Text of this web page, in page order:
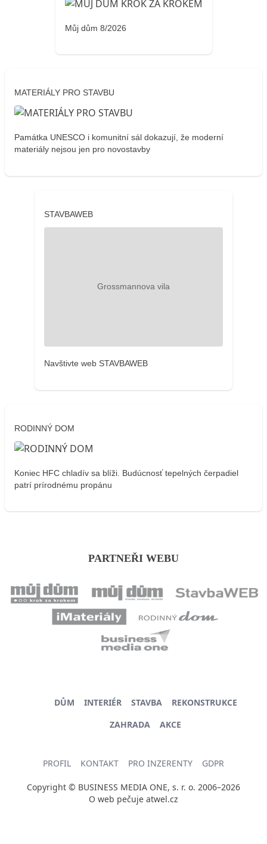
Můj dům 8/2026
MATERIÁLY PRO STAVBU
Památka UNESCO i komunitní sál dokazují, že moderní
materiály nejsou jen pro novostavby
STAVBAWEB
Navštivte web STAVBAWEB
RODINNÝ DOM
Koniec HFC chladív sa blíži. Budúcnosť tepelných čerpadiel
patrí prírodnému propánu
PARTNEŘI WEBU
DŮM INTERIÉR STAVBA
REKONSTRUKCE
ZAHRADA
AKCE
PROFIL KONTAKT PRO INZERENTY GDPR
Copyright © BUSINESS MEDIA ONE, s. r. o. 2006–2026